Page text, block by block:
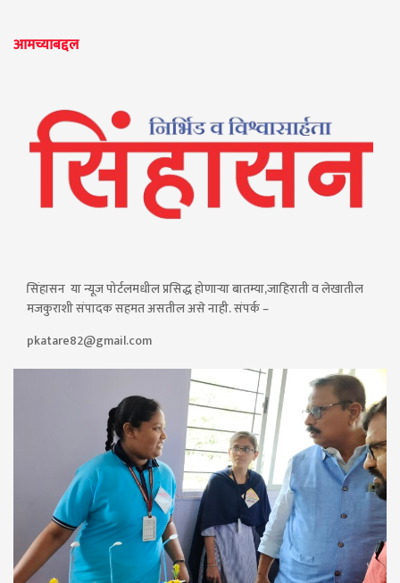
आमच्याबद्दल
सिंहासन या न्यूज पोर्टलमधील प्रसिद्ध होणाऱ्या बातम्या,जाहिराती व लेखातील
मजकुराशी संपादक सहमत असतील असे नाही. संपर्क –
pkatare82@gmail.com